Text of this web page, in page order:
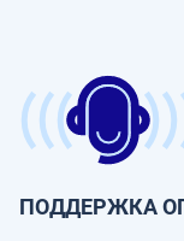
ПОДДЕРЖКА